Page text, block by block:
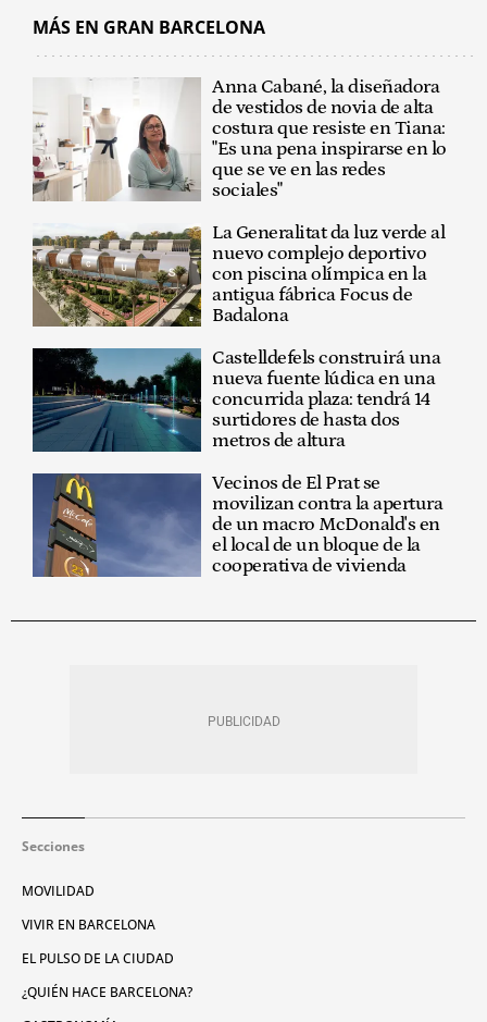
MÁS EN GRAN BARCELONA
Anna Cabané, la diseñadora
de vestidos de novia de alta
costura que resiste en Tiana:
"Es una pena inspirarse en lo
que se ve en las redes
sociales"
La Generalitat da luz verde al
nuevo complejo deportivo
con piscina olímpica en la
antigua fábrica Focus de
Badalona
Castelldefels construirá una
nueva fuente lúdica en una
concurrida plaza: tendrá 14
surtidores de hasta dos
metros de altura
Vecinos de El Prat se
movilizan contra la apertura
de un macro McDonald's en
el local de un bloque de la
cooperativa de vivienda
Secciones
MOVILIDAD
VIVIR EN BARCELONA
EL PULSO DE LA CIUDAD
¿QUIÉN HACE BARCELONA?